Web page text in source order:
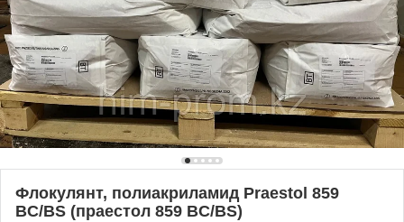
Флокулянт, полиакриламид Praestol 859
BC/BS (праестол 859 BС/BS)